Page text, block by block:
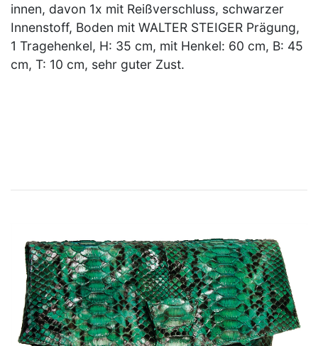
innen, davon 1x mit Reißverschluss, schwarzer
Innenstoff, Boden mit WALTER STEIGER Prägung,
1 Tragehenkel, H: 35 cm, mit Henkel: 60 cm, B: 45
cm, T: 10 cm, sehr guter Zust.